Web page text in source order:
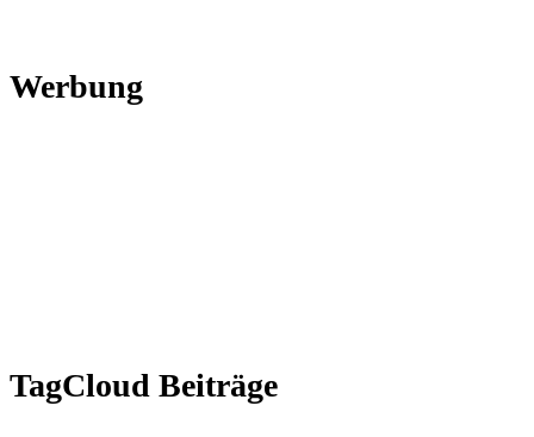
Werbung
TagCloud Beiträge